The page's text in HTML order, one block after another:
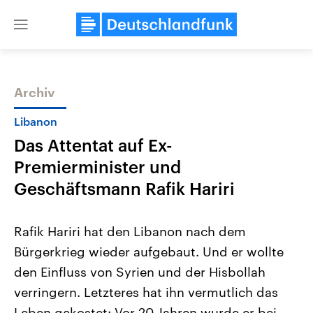
Close
Themen
2026
Alle Informationen
Sachsen-Anhalt wählt am 6.
September 2026 einen neuen
Landtag. Seit 2021 wird das
Bundesland von einer Koalition aus
Aktuelle Beiträge,
Hintergründe
Wirtschaftlich und
gehören die Vereinigten
den mächtigsten Ländern
mit großem Einfluss auf
Archiv
Libanon
Das Attentat auf Ex-
Premierminister und
Geschäftsmann Rafik Hariri
Rafik Hariri hat den Libanon nach dem
Bürgerkrieg wieder aufgebaut. Und er wollte
den Einfluss von Syrien und der Hisbollah
verringern. Letzteres hat ihn vermutlich das